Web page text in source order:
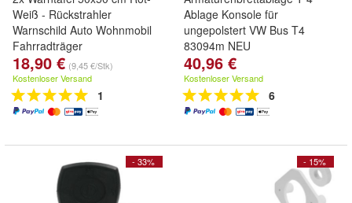
Weiß - Rückstrahler
Warnschild Auto Wohnmobil
Fahrradträger
18,90 € (9,45 €/Stk)
Kostenloser Versand
1
Ablage Konsole für
ungepolstert VW Bus T4
83094m NEU
40,96 €
Kostenloser Versand
6
- 33% - 15%